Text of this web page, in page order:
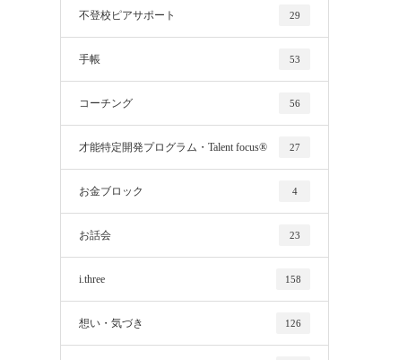
不登校ピアサポート 29
手帳 53
コーチング 56
才能特定開発プログラム・Talent focus® 27
お金ブロック 4
お話会 23
i.three 158
想い・気づき 126